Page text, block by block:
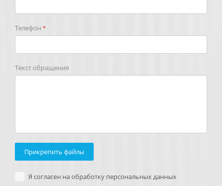
Телефон *
Текст обращения
Прикрепить файлы
Я согласен на обработку персональных данных